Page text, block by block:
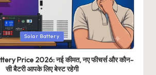
Solar Battery
Price 2026: नई कीमत, नए फीचर्स और कौन-
सी बैटरी आपके लिए बेस्ट रहेगी